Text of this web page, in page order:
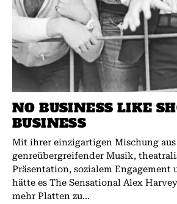
NO BUSINESS LIKE
BUSINESS
Mit ihrer einzigartigen Mischung aus
genreübergreifender Musik,
Präsentation, sozialem Engagement
hätte es The Sensational Alex
mehr Platten zu...